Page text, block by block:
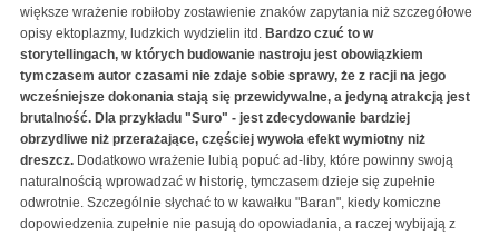
większe wrażenie robiłoby zostawienie znaków zapytania niż szczegółowe
opisy ektoplazmy, ludzkich wydzielin itd. Bardzo czuć to w
storytellingach, w których budowanie nastroju jest obowiązkiem
tymczasem autor czasami nie zdaje sobie sprawy, że z racji na jego
wcześniejsze dokonania stają się przewidywalne, a jedyną atrakcją jest
brutalność. Dla przykładu "Suro" - jest zdecydowanie bardziej
obrzydliwe niż przerażające, częściej wywoła efekt wymiotny niż
dreszcz. Dodatkowo wrażenie lubią popuć ad-liby, które powinny swoją
naturalnością wprowadzać w historię, tymczasem dzieje się zupełnie
odwrotnie. Szczególnie słychać to w kawałku "Baran", kiedy komiczne
dopowiedzenia zupełnie nie pasują do opowiadania, a raczej wybijają z